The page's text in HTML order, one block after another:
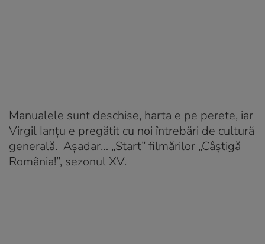
Manualele sunt deschise, harta e pe perete, iar
Virgil Ianţu e pregătit cu noi întrebări de cultură
generală. Aşadar… „Start” filmărilor „Câştigă
România!”, sezonul XV.